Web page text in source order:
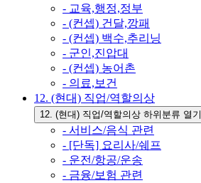
- 교육,행정,정부
- (컨셉) 건달,깡패
- (컨셉) 백수,추리닝
- 군인,진압대
- (컨셉) 농어촌
- 의료,보건
12. (현대) 직업/역할의상
12. (현대) 직업/역할의상 하위분류 열기
- 서비스/음식 관련
- [단독] 요리사/쉐프
- 운전/항공/운송
- 금융/보험 관련